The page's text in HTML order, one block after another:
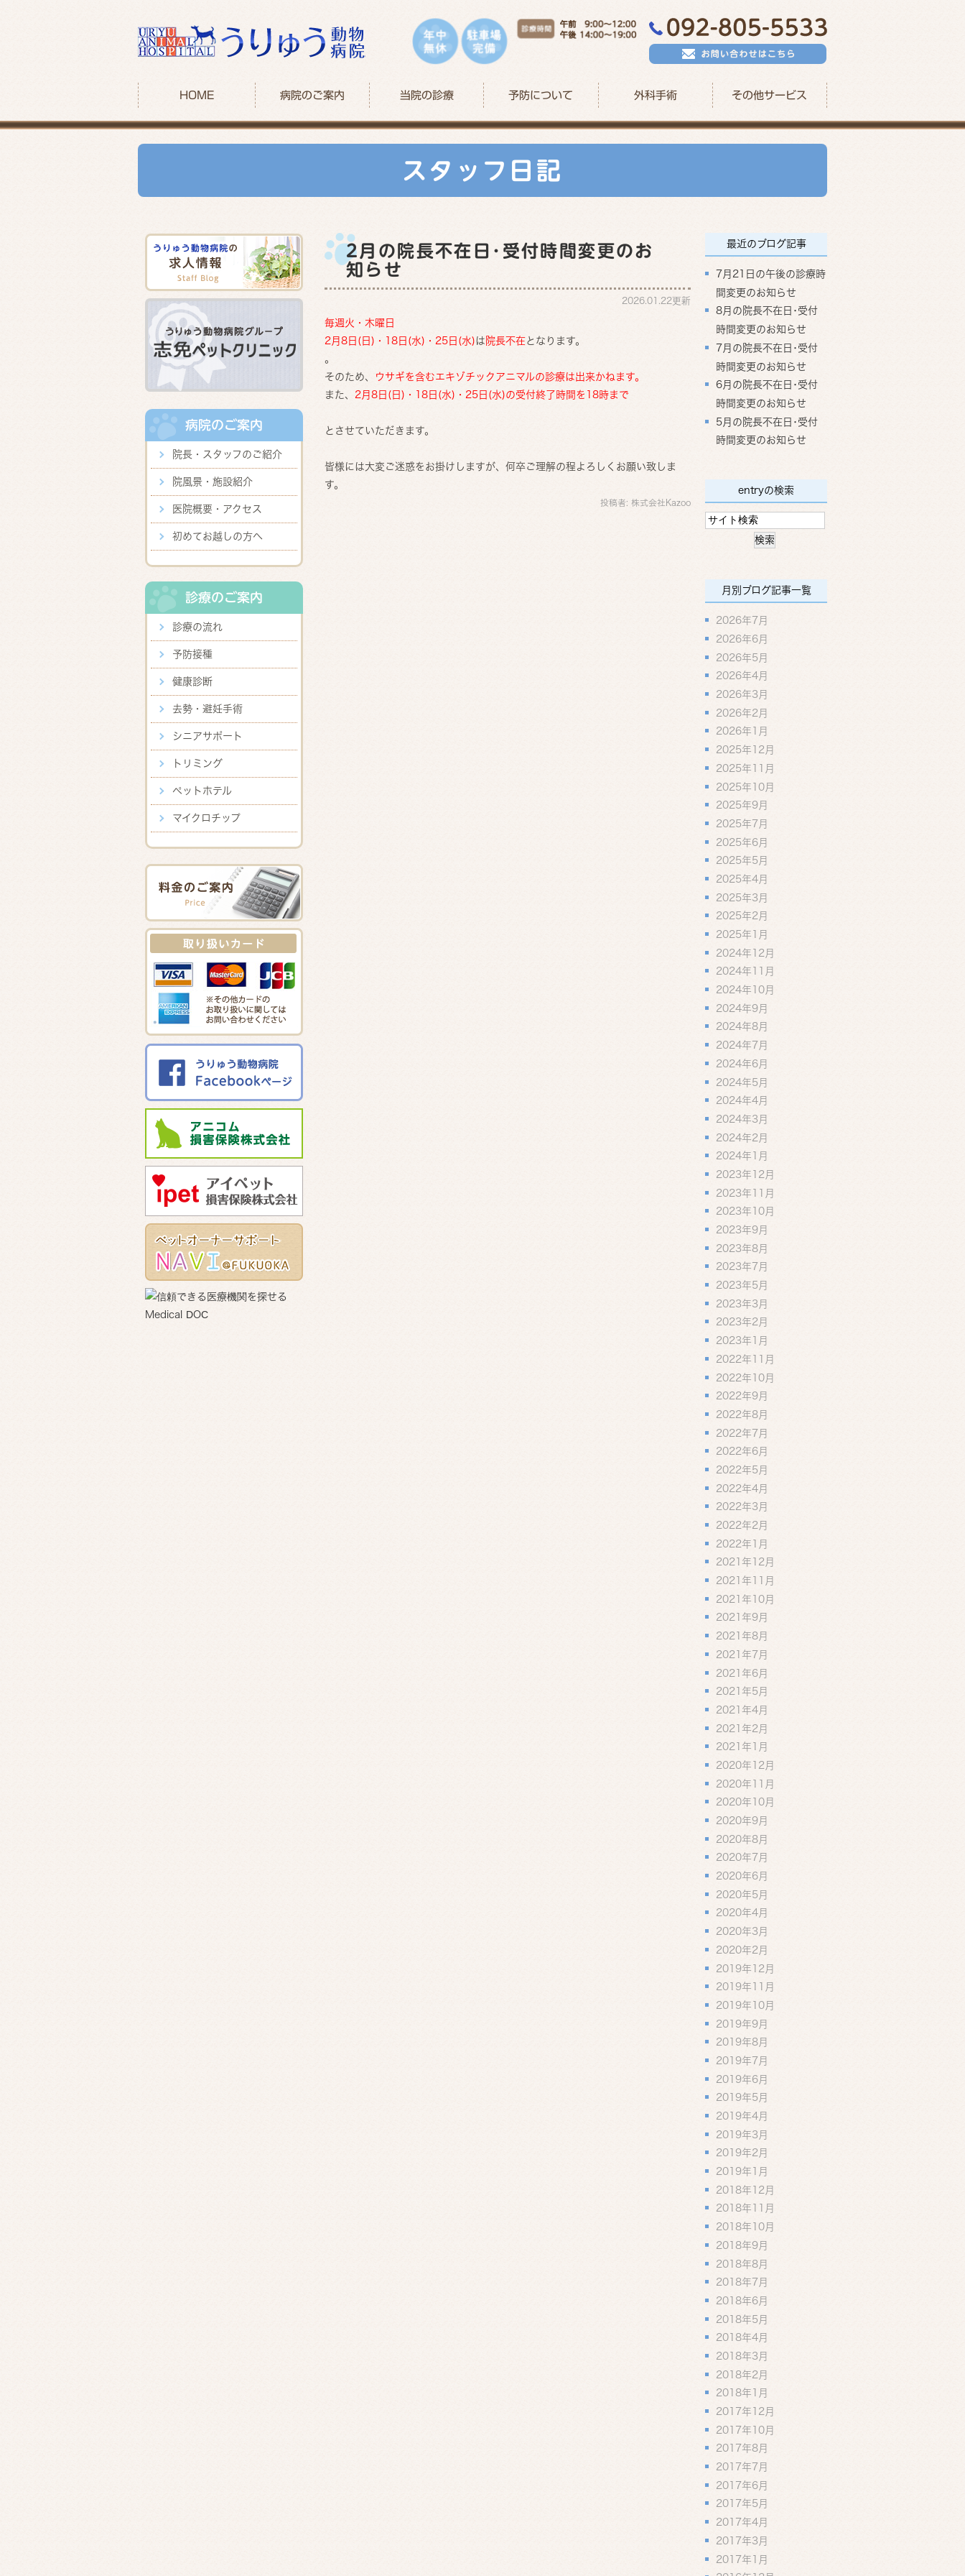
HOME 病院のご案内 当院の診療 予防について 外科手術 その他サービス
スタッフ日記
2月の院長不在日･受付時間変更のお
知らせ
2026.01.22更新
毎週火・木曜日
2月8日(日)・18日(水)・25日(水)は 院長不在となります。
。
そのため、
ウサギを含むエキゾチックアニマルの診療は出来かねます。
また、 2月8日(日)・18日(水)・25日(水)の受付終了時間を18時まで
とさせていただきます。
皆様には大変ご迷惑をお掛けしますが、何卒ご理解の程よろしくお願い致しま
す。
投稿者: 株式会社Kazoo
最近のブログ記事
7月21日の午後の診療時
間変更のお知らせ
8月の院長不在日･受付
時間変更のお知らせ
7月の院長不在日･受付
時間変更のお知らせ
6月の院長不在日･受付
時間変更のお知らせ
5月の院長不在日･受付
時間変更のお知らせ
entryの検索
月別ブログ記事一覧
2026年7月
2026年6月
2026年5月
2026年4月
2026年3月
2026年2月
2026年1月
2025年12月
2025年11月
2025年10月
2025年9月
2025年7月
2025年6月
2025年5月
2025年4月
2025年3月
2025年2月
2025年1月
2024年12月
2024年11月
2024年10月
2024年9月
2024年8月
2024年7月
2024年6月
2024年5月
2024年4月
2024年3月
2024年2月
2024年1月
2023年12月
2023年11月
2023年10月
2023年9月
2023年8月
2023年7月
2023年5月
2023年3月
2023年2月
2023年1月
2022年11月
2022年10月
2022年9月
2022年8月
2022年7月
2022年6月
2022年5月
2022年4月
2022年3月
2022年2月
2022年1月
2021年12月
2021年11月
2021年10月
2021年9月
2021年8月
2021年7月
2021年6月
2021年5月
2021年4月
2021年2月
2021年1月
2020年12月
2020年11月
2020年10月
2020年9月
2020年8月
2020年7月
2020年6月
2020年5月
2020年4月
2020年3月
2020年2月
2019年12月
2019年11月
2019年10月
2019年9月
2019年8月
2019年7月
2019年6月
2019年5月
2019年4月
2019年3月
2019年2月
2019年1月
2018年12月
2018年11月
2018年10月
2018年9月
2018年8月
2018年7月
2018年6月
2018年5月
2018年4月
2018年3月
2018年2月
2018年1月
2017年12月
2017年10月
2017年8月
2017年7月
2017年6月
2017年5月
2017年4月
2017年3月
2017年1月
病院のご案内
院長・スタッフのご紹介
院風景・施設紹介
医院概要・アクセス
初めてお越しの方へ
診療のご案内
診療の流れ
予防接種
健康診断
去勢・避妊手術
シニアサポート
トリミング
ペットホテル
マイクロチップ